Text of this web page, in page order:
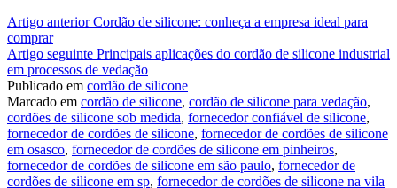
Continue
lendo
Artigo anteriorCordão de silicone: conheça a empresa ideal para
comprar
Artigo seguinte Principais aplicações do cordão de silicone industrial
em processos de vedação
Publicado em cordão de silicone
Marcado em cordão de silicone, cordão de silicone para vedação,
cordões de silicone sob medida, fornecedor confiável de silicone,
fornecedor de cordões de silicone, fornecedor de cordões de silicone
em osasco, fornecedor de cordões de silicone em pinheiros,
fornecedor de cordões de silicone em são paulo, fornecedor de
cordões de silicone em sp, fornecedor de cordões de silicone na vila